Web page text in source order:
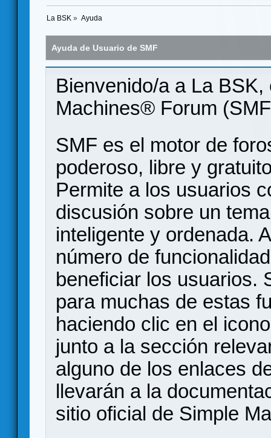
La BSK » Ayuda
Ayuda de Usuario de SMF
Bienvenido/a a La
Machines® Forum
SMF es el motor de
poderoso, libre y
Permite a los usuarios
discusión sobre un
inteligente y ordenada.
número de
beneficiar los usuarios.
para muchas de estas
haciendo clic en el
junto a la sección
alguno de los enlaces
llevarán a la
sitio oficial de Simple